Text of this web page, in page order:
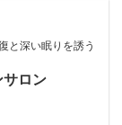
と深い眠りを誘う
サロン